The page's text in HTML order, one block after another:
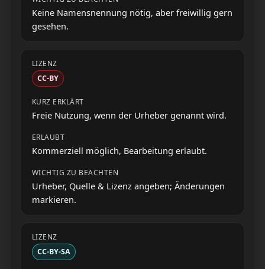
Keine Namensnennung nötig, aber freiwillig gern
gesehen.
CC-BY
Freie Nutzung, wenn der Urheber genannt wird.
Kommerziell möglich, Bearbeitung erlaubt.
Urheber, Quelle & Lizenz angeben; Änderungen
markieren.
CC-BY-SA